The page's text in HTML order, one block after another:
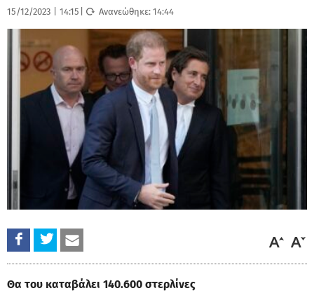
15/12/2023 14:15 Ανανεώθηκε:14:44
Θα του καταβάλει 140.600 στερλίνες